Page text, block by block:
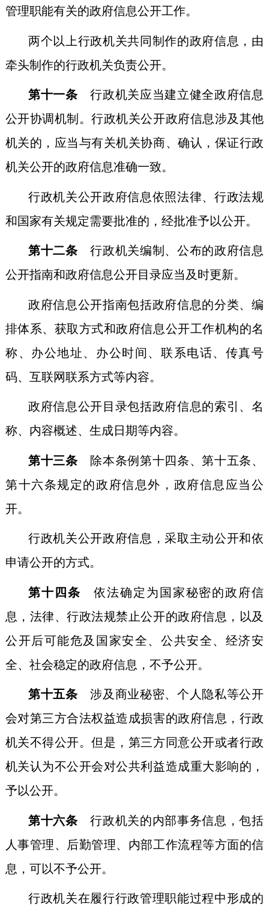
管理职能有关的政府信息公开工作。
两个以上行政机关共同制作的政府信息，由
牵头制作的行政机关负责公开。
第十一条 行政机关应当建立健全政府信息
公开协调机制。行政机关公开政府信息涉及其他
机关的，应当与有关机关协商、确认，保证行政
机关公开的政府信息准确一致。
行政机关公开政府信息依照法律、行政法规
和国家有关规定需要批准的，经批准予以公开。
第十二条 行政机关编制、公布的政府信息
公开指南和政府信息公开目录应当及时更新。
政府信息公开指南包括政府信息的分类、编
排体系、获取方式和政府信息公开工作机构的名
称、办公地址、办公时间、联系电话、传真号
码、互联网联系方式等内容。
政府信息公开目录包括政府信息的索引、名
称、内容概述、生成日期等内容。
第十三条
除本条例第十四条、第十五条、
第十六条规定的政府信息外，政府信息应当公
开。
行政机关公开政府信息，采取主动公开和依
申请公开的方式。
第十四条 依法确定为国家秘密的政府信
息，法律、行政法规禁止公开的政府信息，以及
公开后可能危及国家安全、公共安全、经济安
全、社会稳定的政府信息，不予公开。
第十五条 涉及商业秘密、个人隐私等公开
会对第三方合法权益造成损害的政府信息，行政
机关不得公开。但是，第三方同意公开或者行政
机关认为不公开会对公共利益造成重大影响的，
予以公开。
第十六条 行政机关的内部事务信息，包括
人事管理、后勤管理、内部工作流程等方面的信
息，可以不予公开。
行政机关在履行行政管理职能过程中形成的